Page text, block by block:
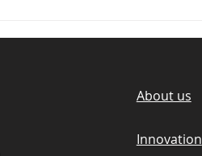
About us
Innovation